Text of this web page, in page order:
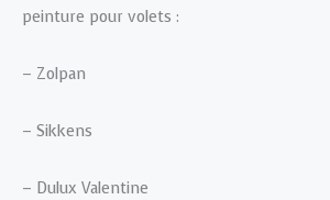
peinture pour volets :
– Zolpan
– Sikkens
– Dulux Valentine